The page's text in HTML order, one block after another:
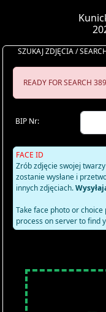
SZUKAJ ZDJĘCIA /
READY FOR SEARCH
BIP Nr:
FACE ID
Zrób zdjęcie swojej
zostanie wysłane i
innych zdjęciach.
Take face photo or
process on server to find